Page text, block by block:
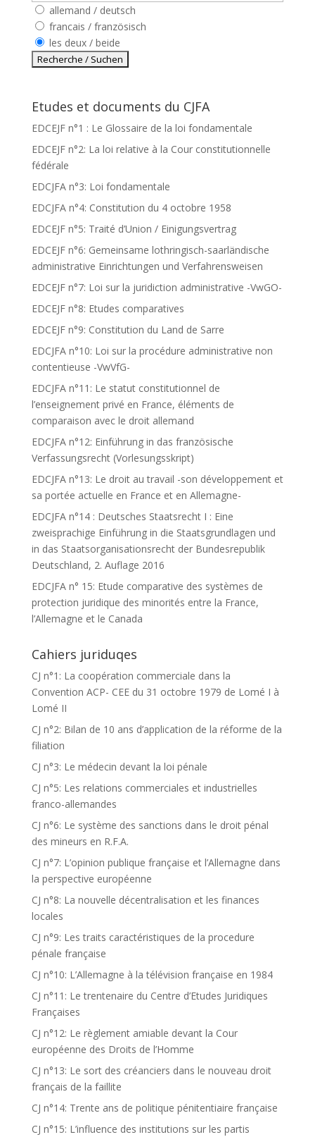
allemand / deutsch
francais / französisch
les deux / beide
Etudes et documents du CJFA
EDCEJF n°1 : Le Glossaire de la loi fondamentale
EDCEJF n°2: La loi relative à la Cour constitutionnelle
fédérale
EDCJFA n°3: Loi fondamentale
EDCJFA n°4: Constitution du 4 octobre 1958
EDCEJF n°5: Traité d’Union / Einigungsvertrag
EDCEJF n°6: Gemeinsame lothringisch-saarländische
administrative Einrichtungen und Verfahrensweisen
EDCEJF n°7: Loi sur la juridiction administrative -VwGO-
EDCEJF n°8: Etudes comparatives
EDCEJF n°9: Constitution du Land de Sarre
EDCJFA n°10: Loi sur la procédure administrative non
contentieuse -VwVfG-
EDCJFA n°11: Le statut constitutionnel de
l’enseignement privé en France, éléments de
comparaison avec le droit allemand
EDCJFA n°12: Einführung in das französische
Verfassungsrecht (Vorlesungsskript)
EDCJFA n°13: Le droit au travail -son développement et
sa portée actuelle en France et en Allemagne-
EDCJFA n°14 : Deutsches Staatsrecht I : Eine
zweisprachige Einführung in die Staatsgrundlagen und
in das Staatsorganisationsrecht der Bundesrepublik
Deutschland, 2. Auflage 2016
EDCJFA n° 15: Etude comparative des systèmes de
protection juridique des minorités entre la France,
l’Allemagne et le Canada
Cahiers juriduqes
CJ n°1: La coopération commerciale dans la
Convention ACP- CEE du 31 octobre 1979 de Lomé I à
Lomé II
CJ n°2: Bilan de 10 ans d’application de la réforme de la
filiation
CJ n°3: Le médecin devant la loi pénale
CJ n°5: Les relations commerciales et industrielles
franco-allemandes
CJ n°6: Le système des sanctions dans le droit pénal
des mineurs en R.F.A.
CJ n°7: L’opinion publique française et l’Allemagne dans
la perspective européenne
CJ n°8: La nouvelle décentralisation et les finances
locales
CJ n°9: Les traits caractéristiques de la procedure
pénale française
CJ n°10: L’Allemagne à la télévision française en 1984
CJ n°11: Le trentenaire du Centre d’Etudes Juridiques
Françaises
CJ n°12: Le règlement amiable devant la Cour
européenne des Droits de l’Homme
CJ n°13: Le sort des créanciers dans le nouveau droit
français de la faillite
CJ n°14: Trente ans de politique pénitentiaire française
CJ n°15: L’influence des institutions sur les partis